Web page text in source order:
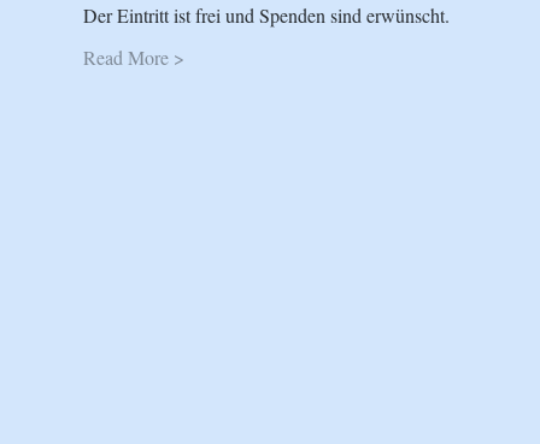
Der Eintritt ist frei und Spenden sind erwünscht.
Read More >